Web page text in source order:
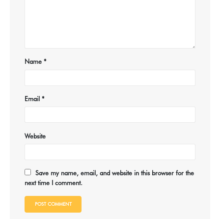
Name *
Email *
Website
Save my name, email, and website in this browser for the
next time I comment.